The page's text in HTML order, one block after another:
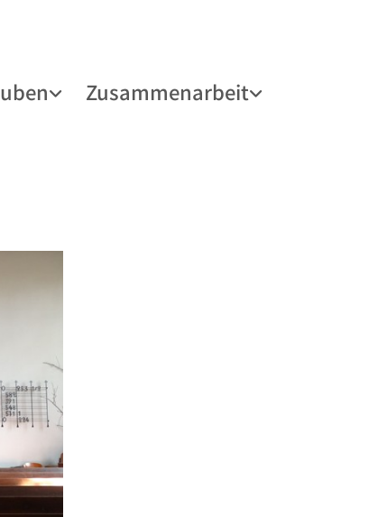
Zusammenarbeit